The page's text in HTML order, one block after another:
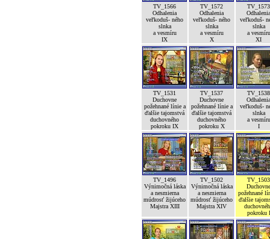
TV_1566
Odhalenia
veľkoduš- ného
slnka
a vesmíru
IX
TV_1572
Odhalenia
veľkoduš- ného
slnka
a vesmíru
X
TV_1573
Odhalenia
veľkoduš-
slnka
a vesmíru
XI
TV_1531
Duchovne
požehnané línie a
ďalšie tajomstvá
duchovného
pokroku IX
TV_1537
Duchovne
požehnané línie a
ďalšie tajomstvá
duchovného
pokroku X
TV_1538
Odhalenia
veľkoduš-
slnka
a vesmíru
I
TV_1496
Výnimočná láska
a nesmierna
múdrosť žijúceho
Majstra XIII
TV_1502
Výnimočná láska
a nesmierna
múdrosť žijúceho
Majstra XIV
TV_1503
Duchovne
požehnané
ďalšie
pokroku I